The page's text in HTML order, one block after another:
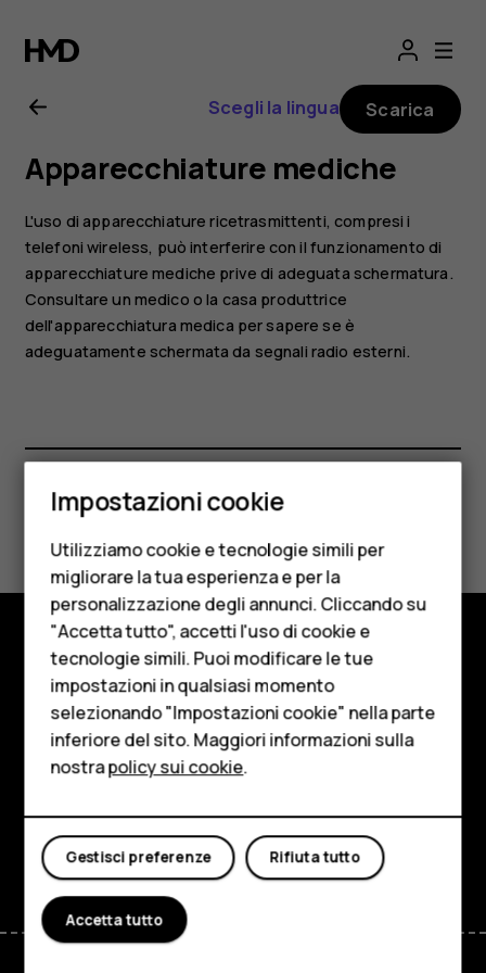
Manuale
d’uso
del
Nokia
2.1
Smartphone
Cellulari
Telefoni per anziani
Accessori
HMD Terra M
Per le imprese
Tablet
Negozio
Il mio account
Scegli la lingua Scarica
Apparecchiature mediche
L'uso di apparecchiature ricetrasmittenti, compresi i
telefoni wireless, può interferire con il funzionamento di
apparecchiature mediche prive di adeguata schermatura.
Consultare un medico o la casa produttrice
dell'apparecchiatura medica per sapere se è
adeguatamente schermata da segnali radio esterni.
Ti è stato d'aiuto?
Sì No
Negozio
Informazioni su
Planet and people
FacebookInstagram
TiktokYoutubeLinkedinDiscord
Impostazioni cookie
Utilizziamo cookie e tecnologie simili per
migliorare la tua esperienza e per la
personalizzazione degli annunci. Cliccando su
"Accetta tutto", accetti l'uso di cookie e
tecnologie simili. Puoi modificare le tue
impostazioni in qualsiasi momento
selezionando "Impostazioni cookie" nella parte
inferiore del sito. Maggiori informazioni sulla
nostrapolicy sui cookie.
Rifiuta tutto
Gestisci preferenze
Accetta tutto